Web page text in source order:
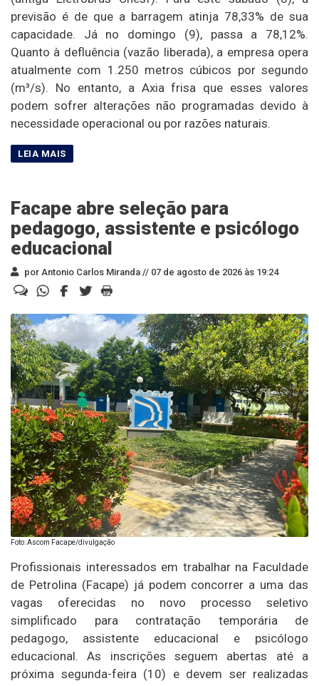
previsão é de que a barragem atinja 78,33% de sua
capacidade. Já no domingo (9), passa a 78,12%.
Quanto à defluência (vazão liberada), a empresa opera
atualmente com 1.250 metros cúbicos por segundo
(m³/s). No entanto, a Axia frisa que esses valores
podem sofrer alterações não programadas devido à
necessidade operacional ou por razões naturais.
Facape abre seleção para
pedagogo, assistente e psicólogo
educacional
por Antonio Carlos Miranda // 07 de agosto de 2026 às 19:24
Foto: Ascom Facape/divulgação
Profissionais interessados em trabalhar na Faculdade
de Petrolina (Facape) já podem concorrer a uma das
vagas oferecidas no novo processo seletivo
simplificado para contratação temporária de
pedagogo, assistente educacional e psicólogo
educacional. As inscrições seguem abertas até a
próxima segunda-feira (10) e devem ser realizadas